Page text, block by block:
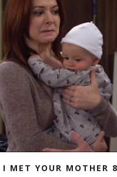
I MET YOUR MOTHER